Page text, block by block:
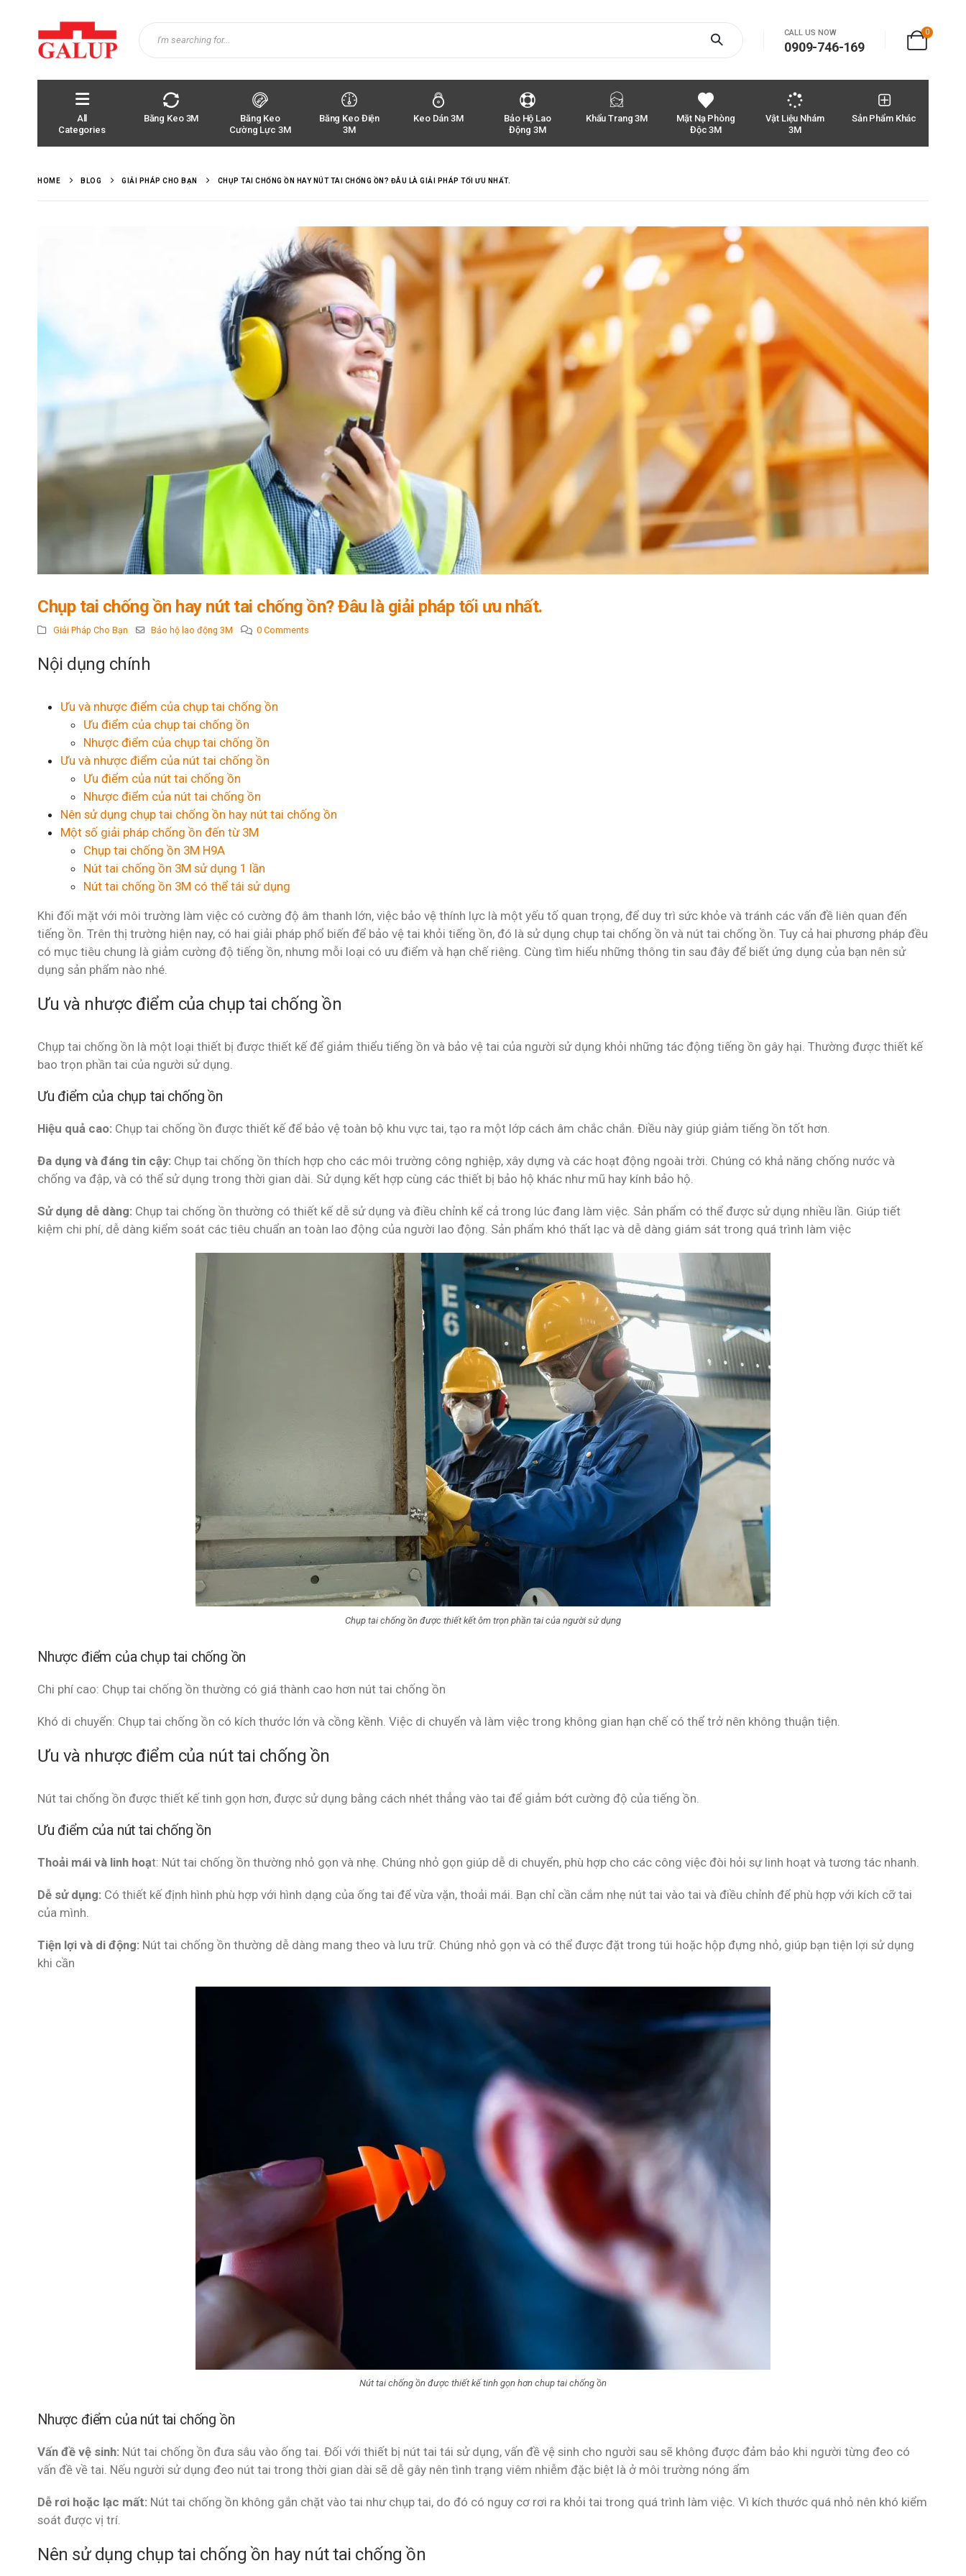
CALL US NOW
0909-746-169
0
All
Categories
Băng Keo 3M
Băng Keo
Cường Lực 3M
Băng Keo Điện
3M
Keo Dán 3M
Bảo Hộ Lao
Động 3M
Khẩu Trang 3M
Mặt Nạ Phòng
Độc 3M
Vật Liệu Nhám
3M
Sản Phẩm Khác
HOME BLOG GIẢI PHÁP CHO BẠN CHỤP TAI CHỐNG ỒN HAY NÚT TAI CHỐNG ỒN? ĐÂU LÀ GIẢI PHÁP TỐI ƯU NHẤT.
Chụp tai chống ồn hay nút tai chống ồn? Đâu là giải pháp tối ưu nhất.
Giải Pháp Cho Bạn Bảo hộ lao động 3M 0 Comments
Nội dụng chính
Ưu và nhược điểm của chụp tai chống ồn
Ưu điểm của chụp tai chống ồn
Nhược điểm của chụp tai chống ồn
Ưu và nhược điểm của nút tai chống ồn
Ưu điểm của nút tai chống ồn
Nhược điểm của nút tai chống ồn
Nên sử dụng chụp tai chống ồn hay nút tai chống ồn
Một số giải pháp chống ồn đến từ 3M
Chụp tai chống ồn 3M H9A
Nút tai chống ồn 3M sử dụng 1 lần
Nút tai chống ồn 3M có thể tái sử dụng
Khi đối mặt với môi trường làm việc có cường độ âm thanh lớn, việc bảo vệ thính lực là một yếu tố quan trọng, để duy trì sức khỏe và tránh các vấn đề liên quan đến
tiếng ồn. Trên thị trường hiện nay, có hai giải pháp phổ biến để bảo vệ tai khỏi tiếng ồn, đó là sử dụng chụp tai chống ồn và nút tai chống ồn. Tuy cả hai phương pháp đều
có mục tiêu chung là giảm cường độ tiếng ồn, nhưng mỗi loại có ưu điểm và hạn chế riêng. Cùng tìm hiểu những thông tin sau đây để biết ứng dụng của bạn nên sử
dụng sản phẩm nào nhé.
Ưu và nhược điểm của chụp tai chống ồn
Chụp tai chống ồn là một loại thiết bị được thiết kế để giảm thiểu tiếng ồn và bảo vệ tai của người sử dụng khỏi những tác động tiếng ồn gây hại. Thường được thiết kế
bao trọn phần tai của người sử dụng.
Ưu điểm của chụp tai chống ồn
Hiệu quả cao: Chụp tai chống ồn được thiết kế để bảo vệ toàn bộ khu vực tai, tạo ra một lớp cách âm chắc chắn. Điều này giúp giảm tiếng ồn tốt hơn.
Đa dụng và đáng tin cậy: Chụp tai chống ồn thích hợp cho các môi trường công nghiệp, xây dựng và các hoạt động ngoài trời. Chúng có khả năng chống nước và
chống va đập, và có thể sử dụng trong thời gian dài. Sử dụng kết hợp cùng các thiết bị bảo hộ khác như mũ hay kính bảo hộ.
Sử dụng dễ dàng: Chụp tai chống ồn thường có thiết kế dễ sử dụng và điều chỉnh kể cả trong lúc đang làm việc. Sản phẩm có thể được sử dụng nhiều lần. Giúp tiết
kiệm chi phí, dễ dàng kiểm soát các tiêu chuẩn an toàn lao động của người lao động. Sản phẩm khó thất lạc và dễ dàng giám sát trong quá trình làm việc
Chụp tai chống ồn được thiết kết ôm trọn phần tai của người sử dụng
Nhược điểm của chụp tai chống ồn
Chi phí cao: Chụp tai chống ồn thường có giá thành cao hơn nút tai chống ồn
Khó di chuyển: Chụp tai chống ồn có kích thước lớn và cồng kềnh. Việc di chuyển và làm việc trong không gian hạn chế có thể trở nên không thuận tiện.
Ưu và nhược điểm của nút tai chống ồn
Nút tai chống ồn được thiết kế tinh gọn hơn, được sử dụng bằng cách nhét thẳng vào tai để giảm bớt cường độ của tiếng ồn.
Ưu điểm của nút tai chống ồn
Thoải mái và linh hoạt: Nút tai chống ồn thường nhỏ gọn và nhẹ. Chúng nhỏ gọn giúp dễ di chuyển, phù hợp cho các công việc đòi hỏi sự linh hoạt và tương tác nhanh.
Dễ sử dụng: Có thiết kế định hình phù hợp với hình dạng của ống tai để vừa vặn, thoải mái. Bạn chỉ cần cắm nhẹ nút tai vào tai và điều chỉnh để phù hợp với kích cỡ tai
của mình.
Tiện lợi và di động: Nút tai chống ồn thường dễ dàng mang theo và lưu trữ. Chúng nhỏ gọn và có thể được đặt trong túi hoặc hộp đựng nhỏ, giúp bạn tiện lợi sử dụng
khi cần
Nút tai chống ồn được thiết kế tinh gọn hơn chup tai chống ồn
Nhược điểm của nút tai chống ồn
Vấn đề vệ sinh: Nút tai chống ồn đưa sâu vào ống tai. Đối với thiết bị nút tai tái sử dụng, vấn đề vệ sinh cho người sau sẽ không được đảm bảo khi người từng đeo có
vấn đề về tai. Nếu người sử dụng đeo nút tai trong thời gian dài sẽ dễ gây nên tình trạng viêm nhiễm đặc biệt là ở môi trường nóng ẩm
Dễ rơi hoặc lạc mất: Nút tai chống ồn không gắn chặt vào tai như chụp tai, do đó có nguy cơ rơi ra khỏi tai trong quá trình làm việc. Vì kích thước quá nhỏ nên khó kiểm
soát được vị trí.
Nên sử dụng chụp tai chống ồn hay nút tai chống ồn